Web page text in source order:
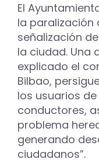
la
Huerta
de
Guadián
El
la paralización
señalización
la ciudad. Una
explicado el
Bilbao,
los usuarios
conductores,
problema
generando
ciudadanos”.